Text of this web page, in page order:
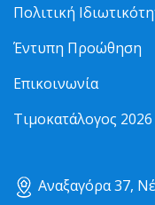
Πολιτική
Έντυπη Προώθηση
Επικοινωνία
Τιμοκατάλογος 2026
Αναξαγόρα 37,